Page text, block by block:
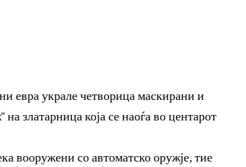
евра украле четворица маскирани и
златарница која се наоѓа во центарот
вооружени со автоматско оружје, тие